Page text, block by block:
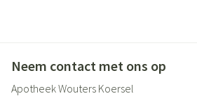
Neem contact met ons op
Apotheek Wouters Koersel